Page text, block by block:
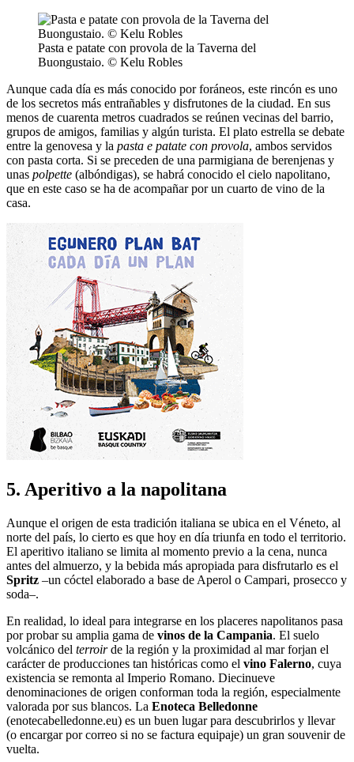
Pasta e patate con provola de la Taverna del
Buongustaio. © Kelu Robles
Aunque cada día es más conocido por foráneos, este rincón es uno
de los secretos más entrañables y disfrutones de la ciudad. En sus
menos de cuarenta metros cuadrados se reúnen vecinas del barrio,
grupos de amigos, familias y algún turista. El plato estrella se debate
entre la genovesa y la pasta e patate con provola, ambos servidos
con pasta corta. Si se preceden de una parmigiana de berenjenas y
unas polpette (albóndigas), se habrá conocido el cielo napolitano,
que en este caso se ha de acompañar por un cuarto de vino de la
casa.
5. Aperitivo a la napolitana
Aunque el origen de esta tradición italiana se ubica en el Véneto, al
norte del país, lo cierto es que hoy en día triunfa en todo el territorio.
El aperitivo italiano se limita al momento previo a la cena, nunca
antes del almuerzo, y la bebida más apropiada para disfrutarlo es el
Spritz –un cóctel elaborado a base de Aperol o Campari, prosecco y
soda–.
En realidad, lo ideal para integrarse en los placeres napolitanos pasa
por probar su amplia gama de vinos de la Campania. El suelo
volcánico del terroirde la región y la proximidad al mar forjan el
carácter de producciones tan históricas como el vino Falerno, cuya
existencia se remonta al Imperio Romano. Diecinueve
denominaciones de origen conforman toda la región, especialmente
valorada por sus blancos. La Enoteca Belledonne
(enotecabelledonne.eu) es un buen lugar para descubrirlos y llevar
(o encargar por correo si no se factura equipaje) un gran souvenir de
vuelta.